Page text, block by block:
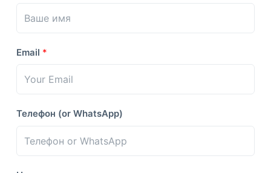
Email *
Телефон (or WhatsApp)